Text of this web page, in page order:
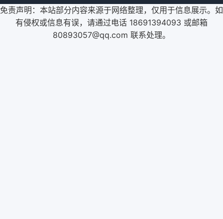
免责声明：本站部分内容来源于网络整理，仅用于信息展示。如
有侵权或信息有误，请通过电话 18691394093 或邮箱
80893057@qq.com 联系处理。